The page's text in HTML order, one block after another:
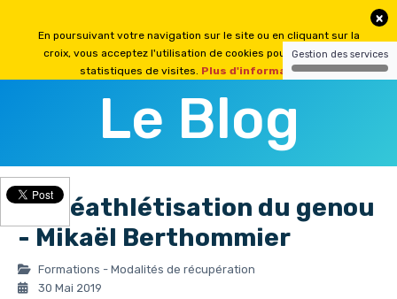
Le Blog
La Réathlétisation du genou
- Mikaël Berthommier
Formations - Modalités de récupération
30 Mai 2019